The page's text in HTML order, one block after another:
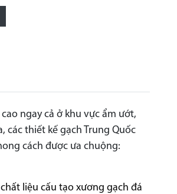
ngay cả ở khu vực ẩm ướt,
các thiết kế gạch Trung Quốc
cách được ưa chuộng:
liệu cấu tạo xương gạch đá